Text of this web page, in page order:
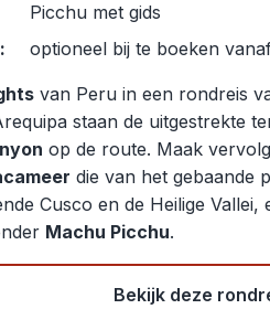
Picchu met gids
optioneel bij te boeken
van Peru in een rondreis
staan de uitgestrekte
op de route. Maak
die van het gebaande
Cusco en de Heilige Vallei,
Machu Picchu.
Bekijk deze